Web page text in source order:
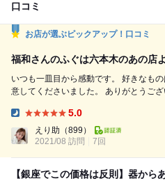
口コミ
お店が選ぶピックアップ！口コミ
福和さんのふぐは六本木のあの店
いつも一皿目から感動です。 好きなものばかり・・＾＾ 特別コースで用
意してくださいました。 ありがとうございます＾＾ 雲丹は甘く濃厚。贅
てもふっくら＾＾ 季節の鱧を鍋で＾＾ いつも素晴らしいお料理に感動で
す！！ ご馳走様でした＾＾ というか福和さん以上のお店ありません。 福
和さんのふぐを食べずにしてふぐ...
5.0
えり助 （899）
2021/08 訪問
7回
【銀座でこの価格は反則】器から